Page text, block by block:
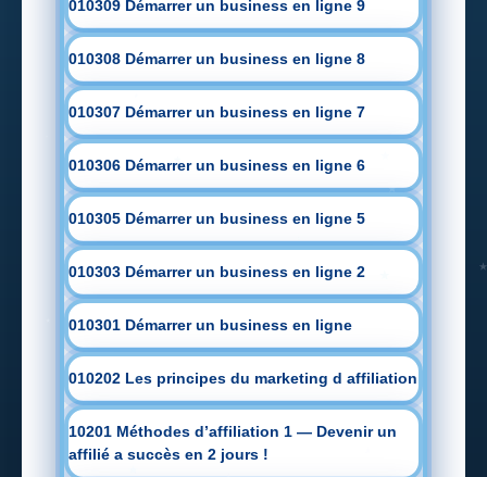
010309 Démarrer un business en ligne 9
010308 Démarrer un business en ligne 8
010307 Démarrer un business en ligne 7
010306 Démarrer un business en ligne 6
010305 Démarrer un business en ligne 5
010303 Démarrer un business en ligne 2
010301 Démarrer un business en ligne
010202 Les principes du marketing d affiliation
10201 Méthodes d’affiliation 1 — Devenir un
affilié a succès en 2 jours !